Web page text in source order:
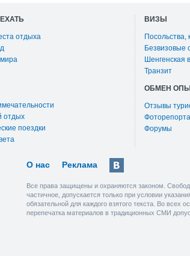
отдыха
отдых
поездки
ВИЗЫ
Посольства,
Безвизовые
Шенгенская
Транзит
ОБМЕН
Отзывы
Форумы
О нас Реклама
Все права защищены и охраняются законом.
частичное, допускается только при условии
обязательной для каждого взятого текста. Во
перепечатка материалов в традиционных СМИ